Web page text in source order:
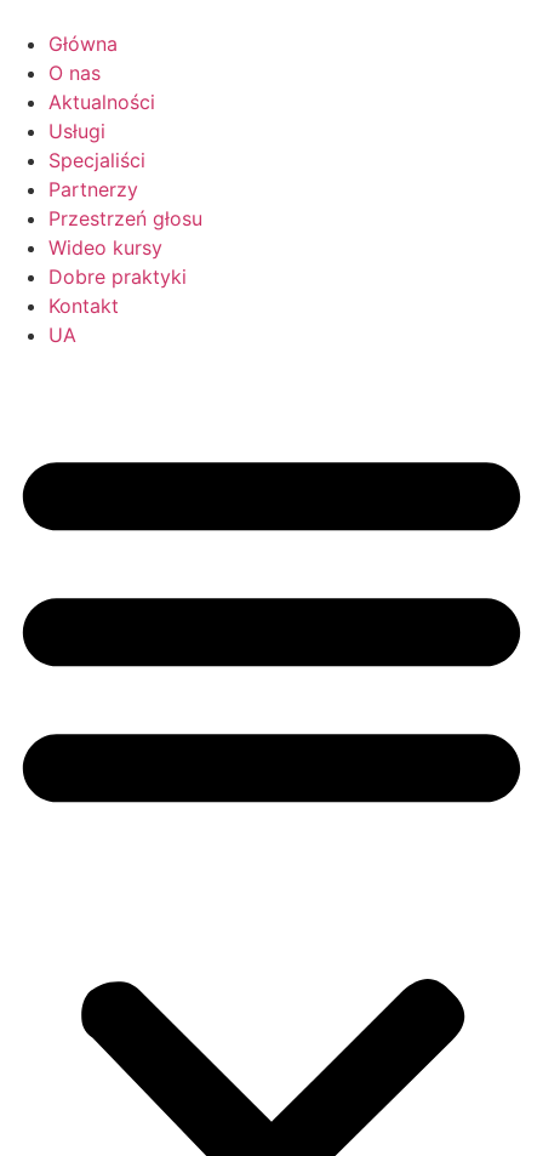
treści
Główna
O nas
Aktualności
Usługi
Specjaliści
Partnerzy
Przestrzeń głosu
Wideo kursy
Dobre praktyki
Kontakt
UA